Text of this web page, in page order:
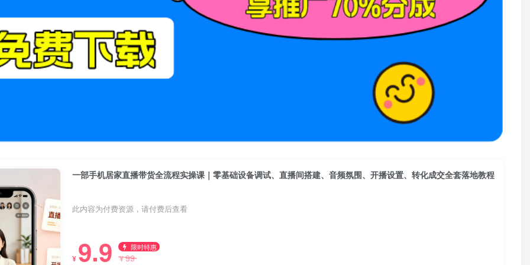
一部手机居家直播带货全流程实操课｜零基础设备调试、直播间搭建、音频氛围、开播设置、转化成交全套落地教程
此内容为付费资源，请付费后查看
¥ 9.9 限时特惠
¥99